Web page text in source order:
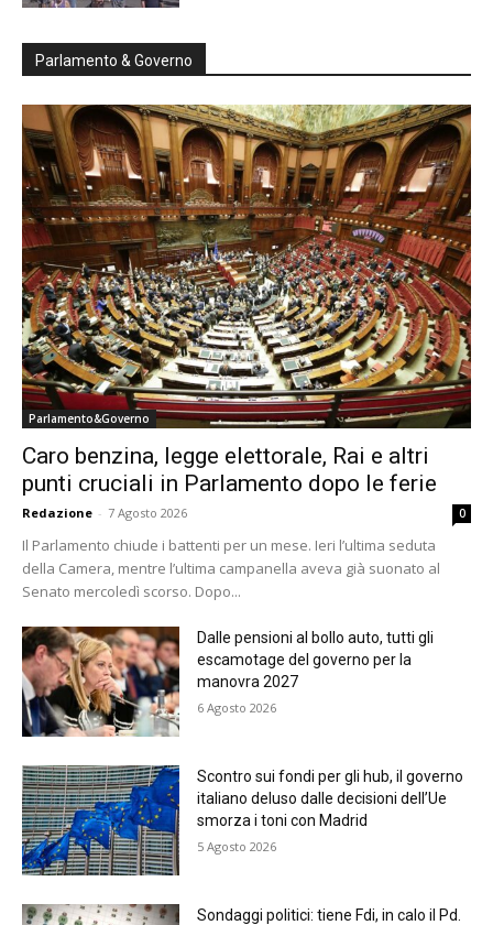
Parlamento & Governo
Parlamento&Governo
Caro benzina, legge elettorale, Rai e altri
punti cruciali in Parlamento dopo le ferie
Redazione - 7 Agosto 2026 0
Il Parlamento chiude i battenti per un mese. Ieri l’ultima seduta
della Camera, mentre l’ultima campanella aveva già suonato al
Senato mercoledì scorso. Dopo...
Dalle pensioni al bollo auto, tutti gli
escamotage del governo per la
manovra 2027
6 Agosto 2026
Scontro sui fondi per gli hub, il governo
italiano deluso dalle decisioni dell’Ue
smorza i toni con Madrid
5 Agosto 2026
Sondaggi politici: tiene Fdi, in calo il Pd.